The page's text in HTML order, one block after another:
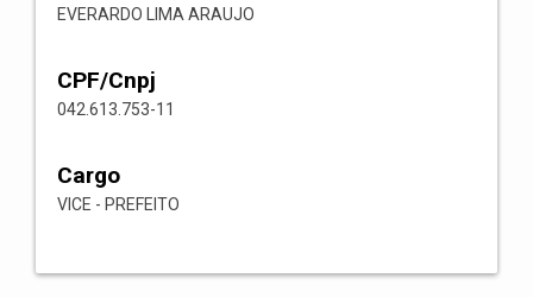
EVERARDO LIMA ARAUJO
CPF/Cnpj
042.613.753-11
Cargo
VICE - PREFEITO